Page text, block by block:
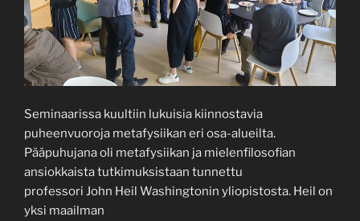
Seminaarissa kuultiin lukuisia kiinnostavia
puheenvuoroja metafysiikan eri osa-alueilta.
Pääpuhujana oli metafysiikan ja mielenfilosofian
ansiokkaista tutkimuksistaan tunnettu
professori John Heil Washingtonin yliopistosta. Heil on
yksi maailman